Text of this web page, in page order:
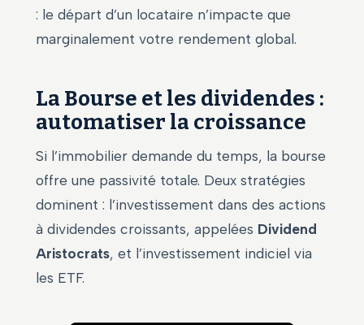
: le départ d’un locataire n’impacte que
marginalement votre rendement global.
La Bourse et les dividendes :
automatiser la croissance
Si l’immobilier demande du temps, la bourse
offre une passivité totale. Deux stratégies
dominent : l’investissement dans des actions
à dividendes croissants, appelées Dividend
Aristocrats, et l’investissement indiciel via
les ETF.